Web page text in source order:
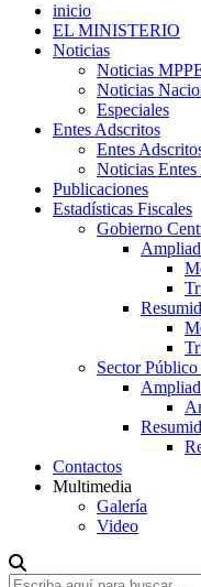
inicio
EL MINISTERIO
Noticias
Noticias
Noticias
Especiales
Entes Adscritos
Entes
Noticias
Publicaciones
Estadísticas Fiscales
Gobierno
Sector
Contactos
Multimedia
Galería
Video